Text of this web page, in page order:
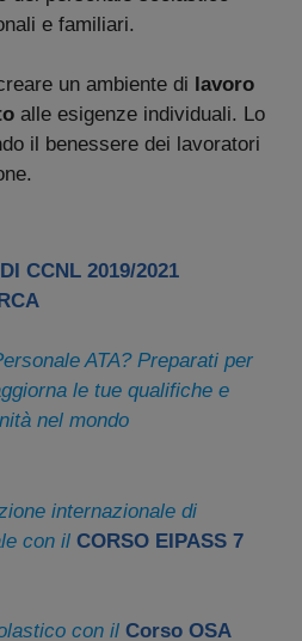
e familiari.
un ambiente di lavoro
alle esigenze individuali. Lo
il benessere dei lavoratori
CCNL 2019/2021
ATA? Preparati per
le tue qualifiche e
nel mondo
internazionale di
con il CORSO EIPASS 7
con il Corso OSA